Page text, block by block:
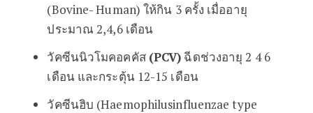
(Bovine- Human) ให้กิน 3 ครั้ง เมื่ออายุ
ประมาณ 2,4,6 เดือน
วัคซีนนิวโมคอคคัส (PCV) ฉีดช่วงอายุ 2 4 6
เดือน และกระตุ้น 12-15 เดือน
วัคซีนฮิบ (Haemophilusinfluenzae type